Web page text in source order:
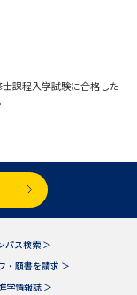
全国一斉進学調査
課程入学試験に合格した
パス検索 ＞
・願書を請求 ＞
学情報誌 ＞